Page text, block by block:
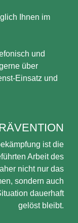
Ihnen im
und
über
Einsatz und
ist die
Arbeit des
nicht nur das
sondern auch
dauerhaft
gelöst bleibt.